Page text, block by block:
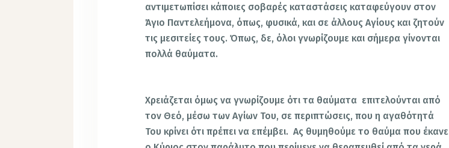
αντιμετωπίσει κάποιες σοβαρές καταστάσεις καταφεύγουν στον
Άγιο Παντελεήμονα, όπως, φυσικά, και σε άλλους Αγίους και ζητούν
τις μεσιτείες τους. Όπως, δε, όλοι γνωρίζουμε και σήμερα γίνονται
πολλά θαύματα.
Χρειάζεται όμως να γνωρίζουμε ότι τα θαύματα επιτελούνται από
τον Θεό, μέσω των Αγίων Του, σε περιπτώσεις, που η αγαθότητά
Του κρίνει ότι πρέπει να επέμβει. Ας θυμηθούμε το θαύμα που έκανε